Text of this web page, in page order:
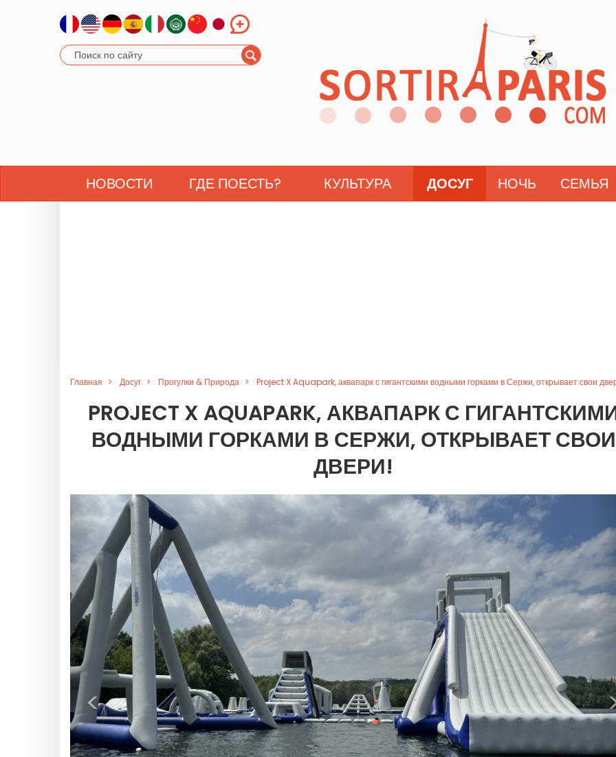
НОВОСТИ ГДЕ ПОЕСТЬ? КУЛЬТУРА ДОСУГ НОЧЬ СЕМЬЯ
Главная Досуг Прогулки & Природа Project X Aquapark, аквапарк с гигантскими водными горками в Сержи, открывает свои
PROJECT X AQUAPARK, АКВАПАРК С
ВОДНЫМИ ГОРКАМИ В СЕРЖИ, ОТКРЫВАЕТ СВОИ
ДВЕРИ!
<